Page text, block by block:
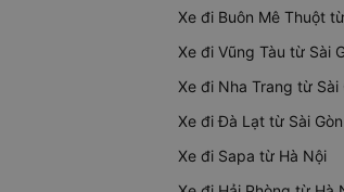
Xe đi Buôn Mê Thuột
Xe đi Vũng Tàu từ Sài
Xe đi Nha Trang từ Sài
Xe đi Đà Lạt từ Sài Gòn
Xe đi Sapa từ Hà Nội